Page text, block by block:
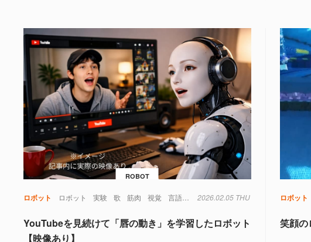
ROBOT
ロボット ロボット 実験 歌 筋肉 視覚 言語 2026.02.05 THU
YouTubeを見続けて「唇の動き」を学習したロボット
【映像あり】
ロボット
笑顔